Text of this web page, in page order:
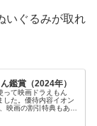
いぐるみが取れ
鑑賞（2024年）
って映画ドラえもん
した。優待内容イオン
映画の割引特典もあり